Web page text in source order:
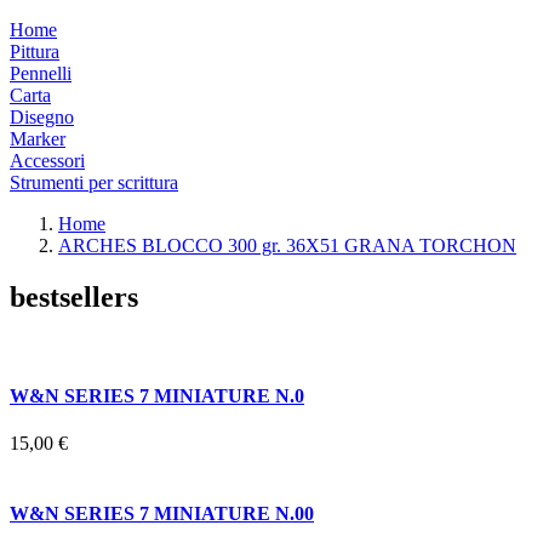
Home
Pittura
Pennelli
Carta
Disegno
Marker
Accessori
Strumenti per scrittura
Home
ARCHES BLOCCO 300 gr. 36X51 GRANA TORCHON
bestsellers
W&N SERIES 7 MINIATURE N.0
15,00 €
W&N SERIES 7 MINIATURE N.00